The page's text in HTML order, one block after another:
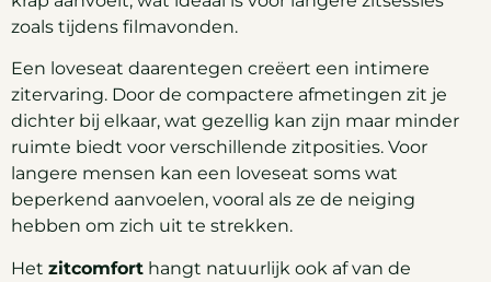
zoals tijdens filmavonden.
Een loveseat daarentegen creëert een intimere
zitervaring. Door de compactere afmetingen zit je
dichter bij elkaar, wat gezellig kan zijn maar minder
ruimte biedt voor verschillende zitposities. Voor
langere mensen kan een loveseat soms wat
beperkend aanvoelen, vooral als ze de neiging
hebben om zich uit te strekken.
Het zitcomfort hangt natuurlijk ook af van de